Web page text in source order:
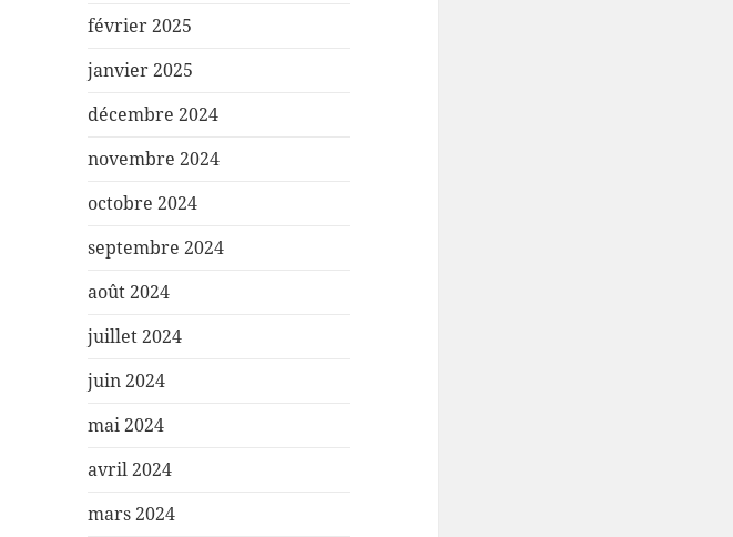
février 2025
janvier 2025
décembre 2024
novembre 2024
octobre 2024
septembre 2024
août 2024
juillet 2024
juin 2024
mai 2024
avril 2024
mars 2024